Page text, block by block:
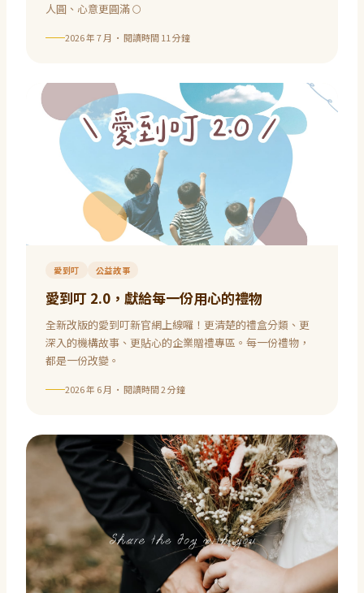
人圓、心意更圓滿 🌕
2026 年 7 月 · 閱讀時間11分鐘
愛到叮 公益故事
愛到叮 2.0，獻給每一份用心的禮物
全新改版的愛到叮新官網上線囉！更清楚的禮盒分類、更
深入的機構故事、更貼心的企業贈禮專區。每一份禮物，
都是一份改變。
2026 年 6 月 · 閱讀時間2分鐘